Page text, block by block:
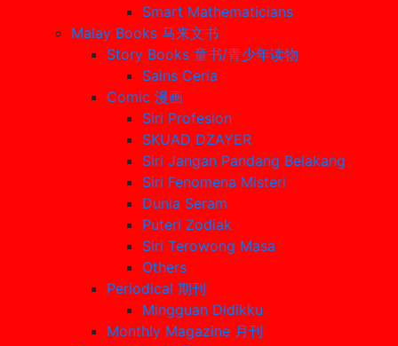
Smart Mathematicians
Malay Books 马来文书
Story Books 童书/青少年读物
Sains Ceria
Comic 漫画
Siri Profesion
SKUAD DZAYER
Siri Jangan Pandang Belakang
Siri Fenomena Misteri
Dunia Seram
Puteri Zodiak
Siri Terowong Masa
Others
Periodical 期刊
Mingguan Didikku
Monthly Magazine 月刊